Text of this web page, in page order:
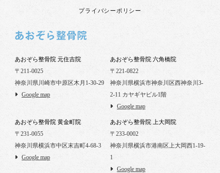
プライバシーポリシー
あおぞら整骨院 元住吉院
〒211-0025
神奈川県川崎市中原区木月1-30-29
Google map
あおぞら整骨院 六角橋院
〒221-0822
神奈川県横浜市神奈川区西神奈川3-
2-11 カヤギヤビル1階
Google map
あおぞら整骨院 黄金町院
〒231-0055
神奈川県横浜市中区末吉町4-68-3
Google map
あおぞら整骨院 上大岡院
〒233-0002
神奈川県横浜市港南区上大岡西1-19-
1
Google map